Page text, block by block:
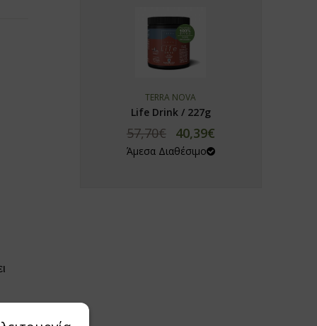
TERRA NOVA
Life Drink / 227g
57,70€ 40,39€
Άμεσα Διαθέσιμο